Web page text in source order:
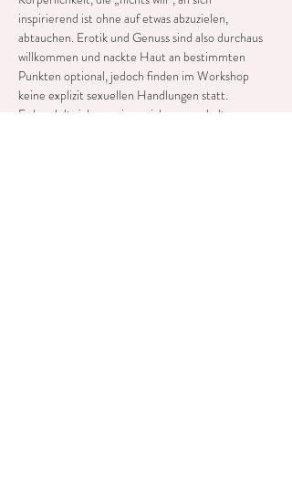
inspirierend ist ohne auf etwas abzuzielen,
abtauchen. Erotik und Genuss sind also durchaus
willkommen und nackte Haut an bestimmten
Punkten optional, jedoch finden im Workshop
keine explizit sexuellen Handlungen statt.
Es handelt sich um einen sicheren, gehaltenen